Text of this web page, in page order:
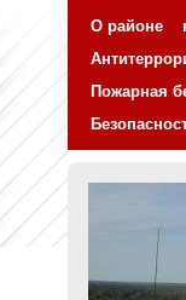
О районе
Пожарная